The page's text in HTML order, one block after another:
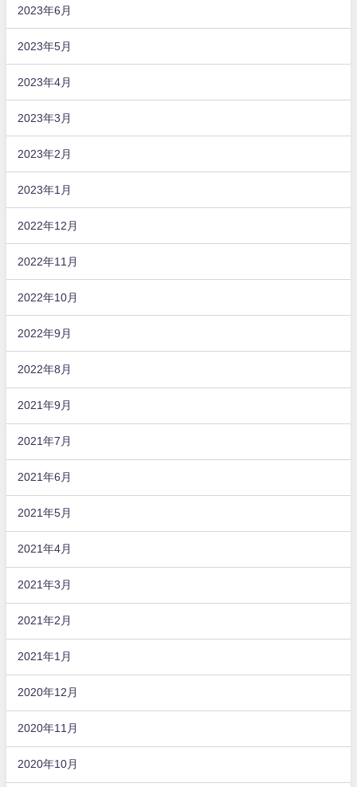
2023年6月
2023年5月
2023年4月
2023年3月
2023年2月
2023年1月
2022年12月
2022年11月
2022年10月
2022年9月
2022年8月
2021年9月
2021年7月
2021年6月
2021年5月
2021年4月
2021年3月
2021年2月
2021年1月
2020年12月
2020年11月
2020年10月